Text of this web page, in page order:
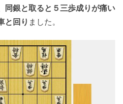
同銀と取ると５三歩成りが痛い
と回り ました。